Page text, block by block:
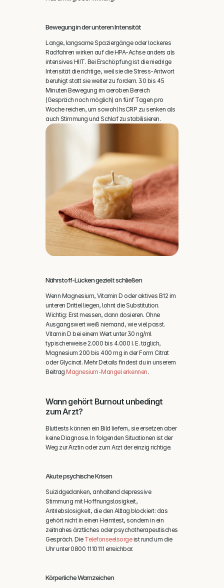
Bewegung in der unteren Intensität
Lange, langsame Spaziergänge oder lockeres
Radfahren wirken auf die HPA-Achse anders als
intensives HIIT. Bei Erschöpfung ist die niedrige
Intensität die richtige, weil sie die Stress-Antwort
beruhigt statt sie weiter zu fordern. 30 bis 45
Minuten Bewegung im aeroben Bereich
(Gespräch noch möglich) an fünf Tagen pro
Woche reichen, um sowohl hsCRP zu senken als
auch Stimmung und Schlaf zu stabilisieren.
Nährstoff-Lücken gezielt schließen
Wenn Magnesium, Vitamin D oder aktives B12 im
unteren Drittel liegen, lohnt die Substitution.
Wichtig: Erst messen, dann dosieren. Ohne
Ausgangswert weiß niemand, wie viel passt.
Vitamin D bei einem Wert unter 30 ng/ml
typischerweise 2.000 bis 4.000 I. E. täglich,
Magnesium 200 bis 400 mg in der Form Citrat
oder Glycinat. Mehr Details findest du in unserem
Beitrag Magnesium-Mangel erkennen.
Wann gehört Burnout unbedingt
zum Arzt?
Bluttests können ein Bild liefern, sie ersetzen aber
keine Diagnose. In folgenden Situationen ist der
Weg zur Ärztin oder zum Arzt der einzig richtige.
Akute psychische Krisen
Suizidgedanken, anhaltend depressive
Stimmung mit Hoffnungslosigkeit,
Antriebslosigkeit, die den Alltag blockiert: das
gehört nicht in einen Heimtest, sondern in ein
zeitnahes ärztliches oder psychotherapeutisches
Gespräch. Die Telefonseelsorge ist rund um die
Uhr unter 0800 1110111 erreichbar.
Körperliche Warnzeichen